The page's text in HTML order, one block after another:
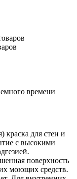
времени
краска для стен и
с высокими
поверхность
моющих средств.